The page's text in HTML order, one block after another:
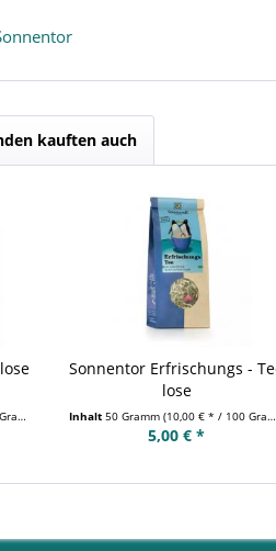
kauften auch
Sonnentor Erfrischungs -
lose
Inhalt 50 Gramm (10,00 € * / 100 Gramm)
5,00 € *